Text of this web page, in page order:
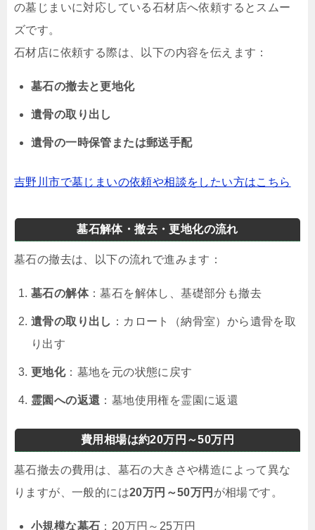
の墓じまいに対応している石材店へ依頼するとスムー
ズです。
石材店に依頼する際は、以下の内容を伝えます：
墓石の撤去と更地化
遺骨の取り出し
遺骨の一時保管または郵送手配
吉野川市で墓じまいの依頼や相談をしたい方はこちら
墓石解体・撤去・更地化の流れ
墓石の撤去は、以下の流れで進みます：
墓石の解体：墓石を解体し、基礎部分も撤去
遺骨の取り出し ：カロート（納骨室）から遺骨を取
り出す
更地化：墓地を元の状態に戻す
霊園への返還 ：墓地使用権を霊園に返還
費用相場は約20万円～50万円
墓石撤去の費用は、墓石の大きさや構造によって異な
りますが、一般的には20万円～50万円 が相場です。
小規模な墓石 ：20万円～25万円